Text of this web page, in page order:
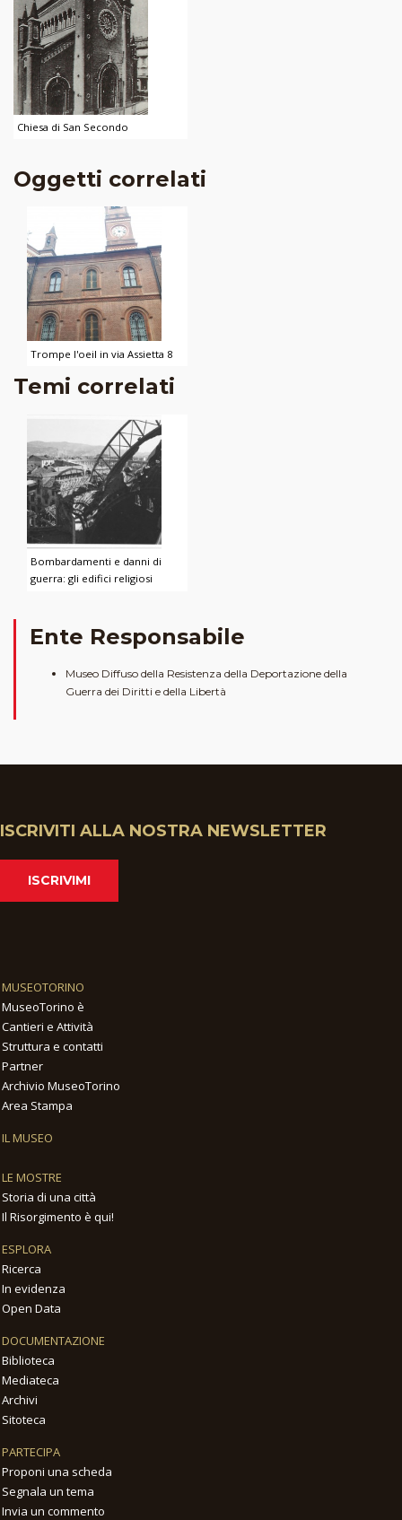
Chiesa di San Secondo
Oggetti correlati
Trompe l'oeil in via Assietta 8
Temi correlati
Bombardamenti e danni di
guerra: gli edifici religiosi
Ente Responsabile
Museo Diffuso della Resistenza della Deportazione della
Guerra dei Diritti e della Libertà
ISCRIVITI ALLA NOSTRA NEWSLETTER
ISCRIVIMI
MUSEOTORINO
MuseoTorino è
Cantieri e Attività
Struttura e contatti
Partner
Archivio MuseoTorino
Area Stampa
IL MUSEO
LE MOSTRE
Storia di una città
Il Risorgimento è qui!
ESPLORA
Ricerca
In evidenza
Open Data
DOCUMENTAZIONE
Biblioteca
Mediateca
Archivi
Sitoteca
PARTECIPA
Proponi una scheda
Segnala un tema
Invia un commento